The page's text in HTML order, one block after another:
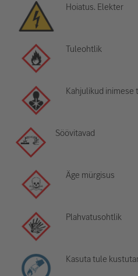
Hoiatus. Elekter
Tuleohtlik
Kahjulikud inimese
Söövitavad
Äge mürgisus
Plahvatusohtlik
Kasuta tule